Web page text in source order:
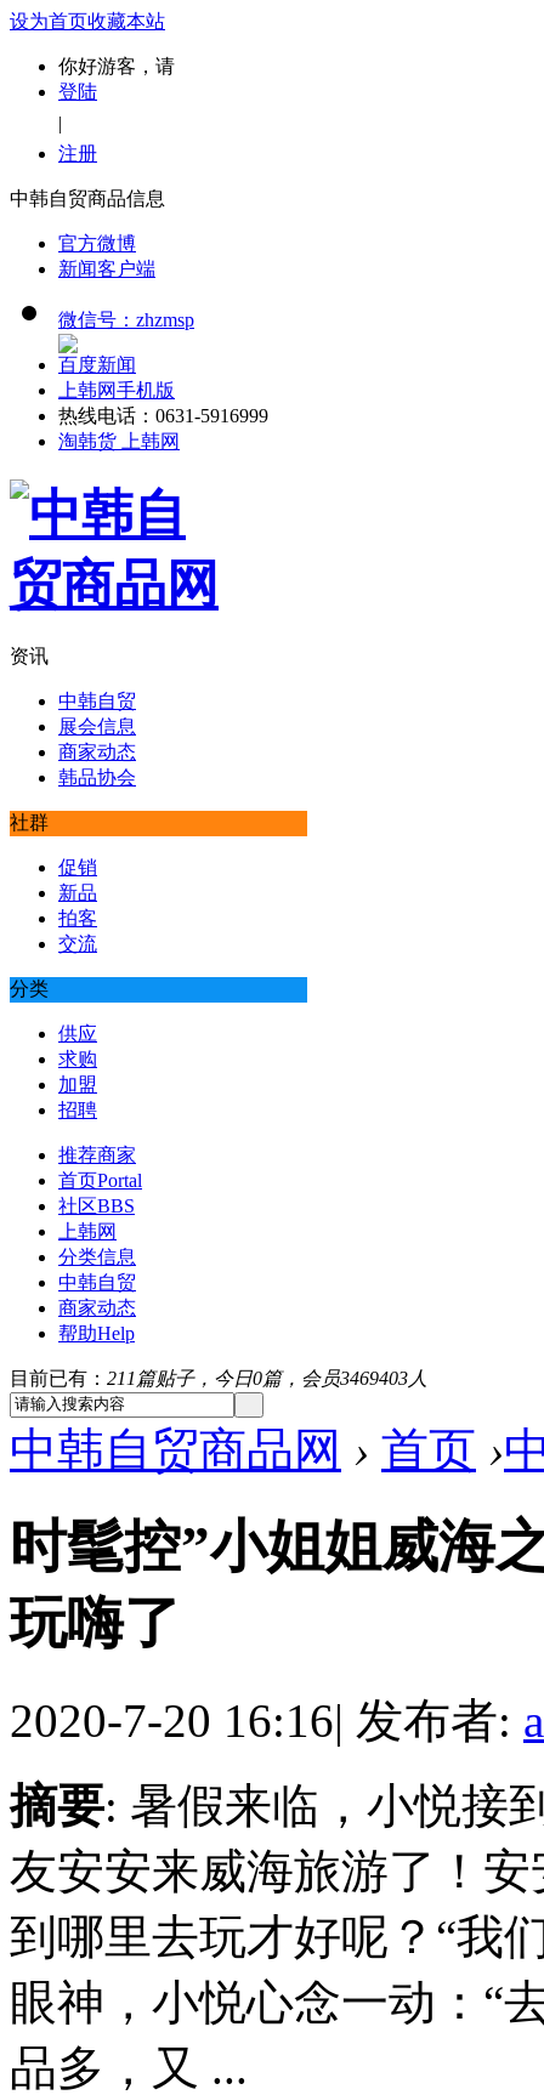
设为首页收藏本站
你好游客，请
登陆
|
注册
中韩自贸商品信息
官方微博
新闻客户端
微信号：zhzmsp
百度新闻
上韩网手机版
热线电话：0631-5916999
淘韩货 上韩网
资讯
中韩自贸
展会信息
商家动态
韩品协会
社群
促销
新品
拍客
交流
分类
供应
求购
加盟
招聘
推荐商家
首页Portal
社区BBS
上韩网
分类信息
中韩自贸
商家动态
帮助Help
目前已有： 211篇贴子，今日0篇，会员3469403人
中韩自贸商品网 › 首页 ›
时髦控”小姐姐威海
玩嗨了
2020-7-20 16:16| 发布者:
摘要: 暑假来临，小悦接
友安安来威海旅游了！
到哪里去玩才好呢？“我
眼神，小悦心念一动：“
品多，又 ...